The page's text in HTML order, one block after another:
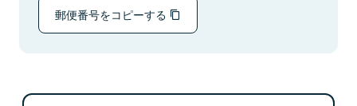
郵便番号をコピーする